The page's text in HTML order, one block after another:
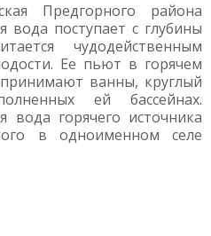
Предгорного района
вода поступает с глубины
чудодейственным
Ее пьют в горячем
ванны, круглый
ей бассейнах.
вода горячего источника
в одноименном селе